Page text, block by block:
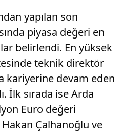
yapılan son
piyasa değeri en
belirlendi. En yüksek
teknik direktör
kariyerine devam eden
İlk sırada ise Arda
Euro değeri
Çalhanoğlu ve